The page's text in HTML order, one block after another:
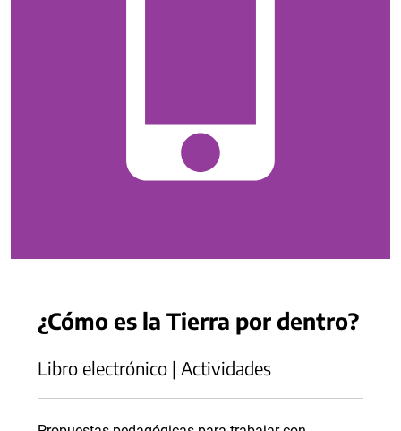
¿Cómo es la Tierra por dentro?
Libro electrónico | Actividades